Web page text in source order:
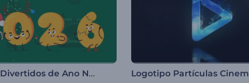
Números Divertidos de Ano Novo